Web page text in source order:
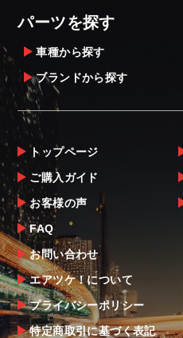
・メーカーによって
業者でなければ、配
とは予めご了承くださ
お届け商品について
商品到着後は速やか
確認下さい。
当社ならびにメーカ
全を期すよう尽力して
万一、商品に不具合
後5日以内にご連絡を
なお、塗装・加工・
理由を問わず一切お受
商品の不具合や状況
合もございますので
パーツを探す
車種から探す
ブランドから探す
トップページ
ご購入ガイド
お客様の声
FAQ
お問い合わせ
エアツケ！について
プライバシーポリシー
特定商取引に基づく表記